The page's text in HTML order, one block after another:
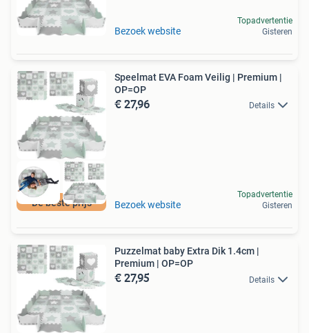
Bezoek website
Topadvertentie
Gisteren
De beste prijs
Speelmat EVA Foam Veilig | Premium |
OP=OP
€ 27,96 Details
Bezoek website
Topadvertentie
Gisteren
Puzzelmat baby Extra Dik 1.4cm |
Premium | OP=OP
€ 27,95 Details